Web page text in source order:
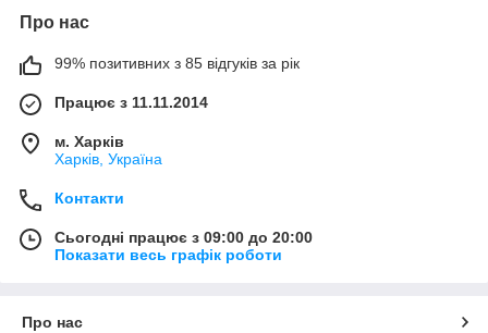
Про нас
99% позитивних з 85 відгуків за рік
Працює з 11.11.2014
м. Харків
Харків, Україна
Контакти
Сьогодні працює з 09:00 до 20:00
Показати весь графік роботи
Про нас